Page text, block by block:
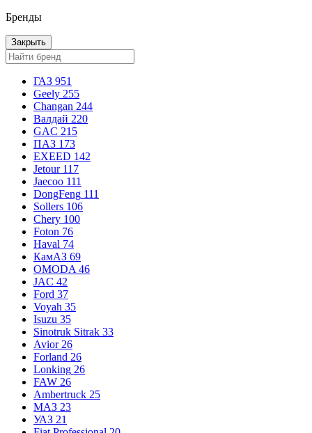
Бренды
Закрыть
ГАЗ 951
Geely 255
Changan 244
Валдай 220
GAC 215
ПАЗ 173
EXEED 142
Jetour 117
Jaecoo 111
DongFeng 111
Sollers 106
Chery 100
Foton 76
Haval 74
КамАЗ 69
OMODA 46
JAC 42
Ford 37
Voyah 35
Isuzu 35
Sinotruk Sitrak 33
Avior 26
Forland 26
Lonking 26
FAW 26
Ambertruck 25
МАЗ 23
УАЗ 21